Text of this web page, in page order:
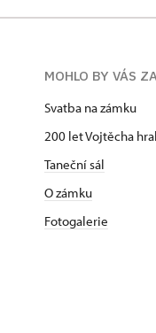
MOHLO BY VÁS
Svatba na zámku
200 let Vojtěcha
Taneční sál
O zámku
Fotogalerie